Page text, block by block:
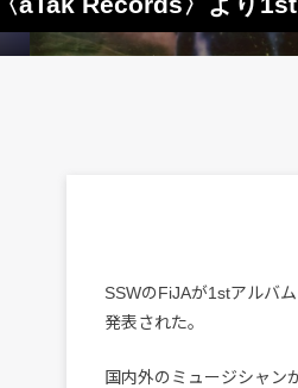
SSWのFiJAが1stアルバ
発表された。
国内外のミュージシャン